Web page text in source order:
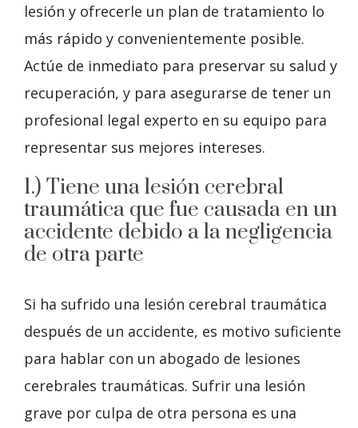
lesión y ofrecerle un plan de tratamiento lo
más rápido y convenientemente posible.
Actúe de inmediato para preservar su salud y
recuperación, y para asegurarse de tener un
profesional legal experto en su equipo para
representar sus mejores intereses.
1.) Tiene una lesión cerebral
traumática que fue causada en un
accidente debido a la negligencia
de otra parte
Si ha sufrido una lesión cerebral traumática
después de un accidente, es motivo suficiente
para hablar con un abogado de lesiones
cerebrales traumáticas. Sufrir una lesión
grave por culpa de otra persona es una